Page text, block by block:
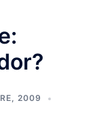
2009